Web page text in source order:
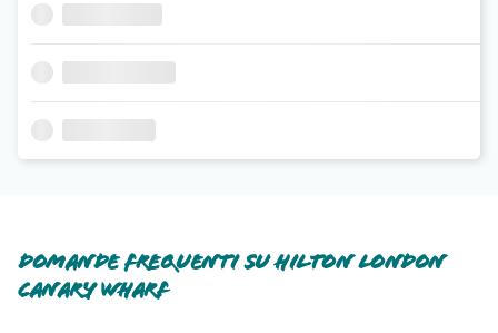
Domande frequenti su Hilton London
Canary Wharf